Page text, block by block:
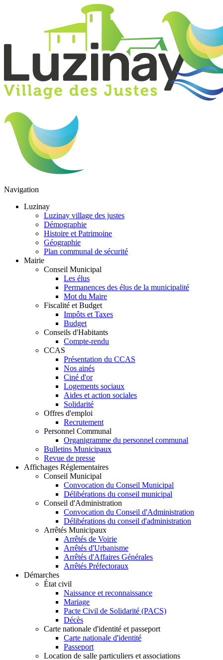
Navigation
Luzinay
Luzinay village des justes
Démographie
Histoire et Patrimoine
Géographie
Plan communal de sécurité
Mairie
Conseil Municipal
Les élus
Permanences des élus de la municipalité
Mot du Maire
Fiscalité et Budget
Impôts et Taxes
Budget
Conseils d'Habitants
Compte-rendu
CCAS
Présentation du CCAS
Nos ainés
Ciné d'or
Logements sociaux
Aides et action sociales
Solidarité
Offres d'emploi
Recrutement
Personnel Communal
Organigramme du personnel communal
Bulletins Municipaux
Revue de presse
Affichages Réglementaires
Conseil Municipal
Convocation du Conseil Municipal
Délibérations du conseil municipal
Conseil d'Administration
Convocation du Conseil d'Administration
Délibérations du conseil d'administration
Arrêtés Municipaux
Arrêtés de Voirie
Arrêtés d'Urbanisme
Arrêtés d'Affaires Générales
Arrêtés Préfectoraux
Démarches
État civil
Naissance et reconnaissance
Mariage
Pacte Civil de Solidarité (PACS)
Décès
Carte nationale d'identité et passeport
Carte nationale d'identité
Passeport
Location de salle particuliers et associations